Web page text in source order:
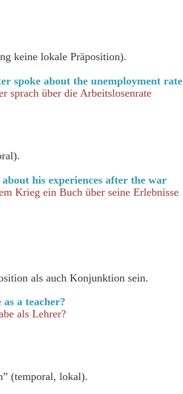
keine lokale Präposition).
spoke about the unemployment rate
sprach über die Arbeitslosenrate
his experiences after the war
Krieg ein Buch über seine Erlebnisse
als auch Konjunktion sein.
a teacher?
als Lehrer?
(temporal, lokal).